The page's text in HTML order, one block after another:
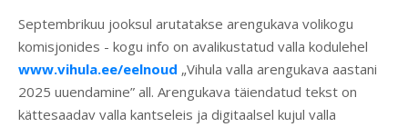
Septembrikuu jooksul arutatakse arengukava volikogu
komisjonides - kogu info on avalikustatud valla kodulehel
www.vihula.ee/eelnoud „Vihula valla arengukava aastani
2025 uuendamine” all. Arengukava täiendatud tekst on
kättesaadav valla kantseleis ja digitaalsel kujul valla